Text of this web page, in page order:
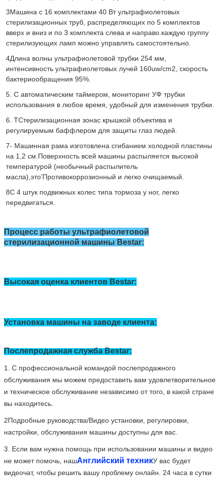
Внешние размеры машины:
Общая длина:2.0 метров
ОВнешняя ширина:0.75 метров
Net ширина полосы:00,5 метра
Кормлениеконвейердлина:0.5метров
TОн...выходной конвейер
TОн питаетсявходвысота:0.15 метров
Bestar Ультрафиолетовый стерилизатор Описание:
регулируемый скоростной двигатель для регулирования
скорости, с приборной панелью, показывающей скорость в
3Машина с 16 комплектами 40 Вт ультрафиолетовых
стерилизационных труб, распределяющих по 5 комплектов
вверх и вниз и по 3 комплекта слева и направо.каждую группу
стерилизующих ламп можно управлять самостоятельно.
бактериообращения 95%.
5. С автоматическим таймером, мониторинг УФ трубки
использования в любое время, удобный для изменения трубки.
6. ТСтерилизационная зонас крышкой объектива и
регулируемым баффлером для защиты глаз людей.